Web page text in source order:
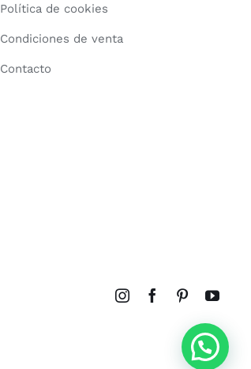
Política de cookies
Condiciones de venta
Contacto